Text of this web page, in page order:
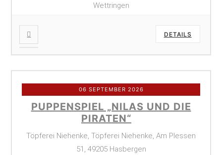
Wettringen
DETAILS
06 SEPTEMBER 2026
PUPPENSPIEL „NILAS UND DIE
PIRATEN“
Töpferei Niehenke, Töpferei Niehenke, Am Plessen
51, 49205 Hasbergen